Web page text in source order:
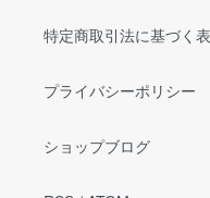
特定商取引法に基づく
プライバシーポリシー
ショップブログ